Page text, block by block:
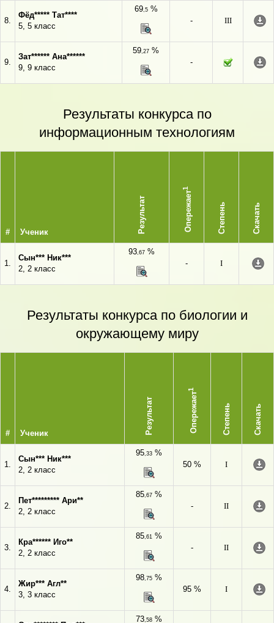
8.
Фёд***** Тат****
5, 5 класс
69,5%
-
III
9.
Зат****** Ана******
9, 9 класс
59,27 %
-
Результаты конкурса по
информационным технологиям
# Ученик Результат Опережает
1
Степень Скачать
1.
Сын*** Ник***
2, 2 класс
93,67 %
-
I
Результаты конкурса по биологии и
окружающему миру
# Ученик Результат Опережает
1
Степень Скачать
1.
Сын*** Ник***
2, 2 класс
95,33 %
50 %
I
2.
Пет********* Ари**
2, 2 класс
85,67 %
-
II
3.
Кра****** Иго**
2, 2 класс
85,61 %
-
II
4.
Жир*** Агл**
3, 3 класс
98,75 %
95 %
I
73,58 %